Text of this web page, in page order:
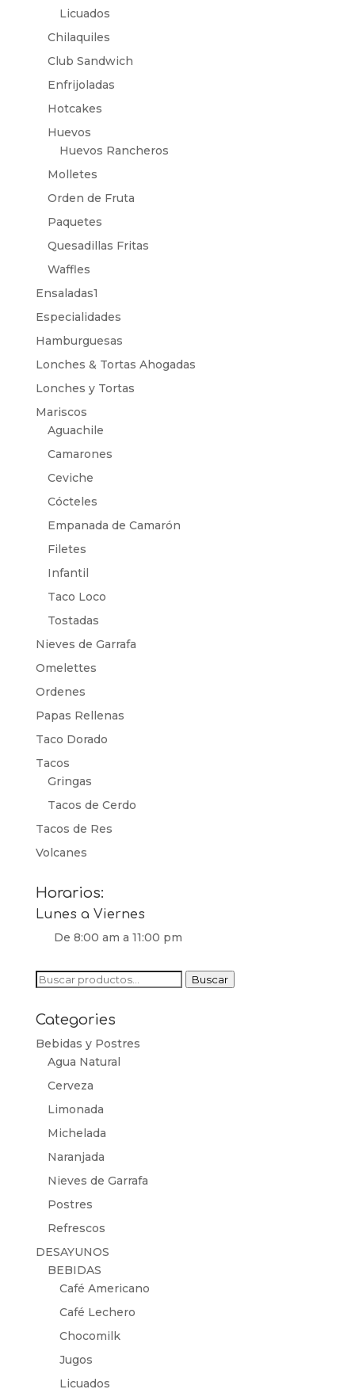
Licuados
Chilaquiles
Club Sandwich
Enfrijoladas
Hotcakes
Huevos
Huevos Rancheros
Molletes
Orden de Fruta
Paquetes
Quesadillas Fritas
Waffles
Ensaladas1
Especialidades
Hamburguesas
Lonches & Tortas Ahogadas
Lonches y Tortas
Mariscos
Aguachile
Camarones
Ceviche
Cócteles
Empanada de Camarón
Filetes
Infantil
Taco Loco
Tostadas
Nieves de Garrafa
Omelettes
Ordenes
Papas Rellenas
Taco Dorado
Tacos
Gringas
Tacos de Cerdo
Tacos de Res
Volcanes
Horarios:
Lunes a Viernes
De 8:00 am a 11:00 pm
Buscar
Buscar
Categories
Bebidas y Postres
Agua Natural
Cerveza
Limonada
Michelada
Naranjada
Nieves de Garrafa
Postres
Refrescos
DESAYUNOS
BEBIDAS
Café Americano
Café Lechero
Chocomilk
Jugos
Licuados